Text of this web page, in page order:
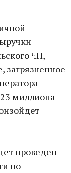
ЧП,
загрязненное
миллиона
проведен
по